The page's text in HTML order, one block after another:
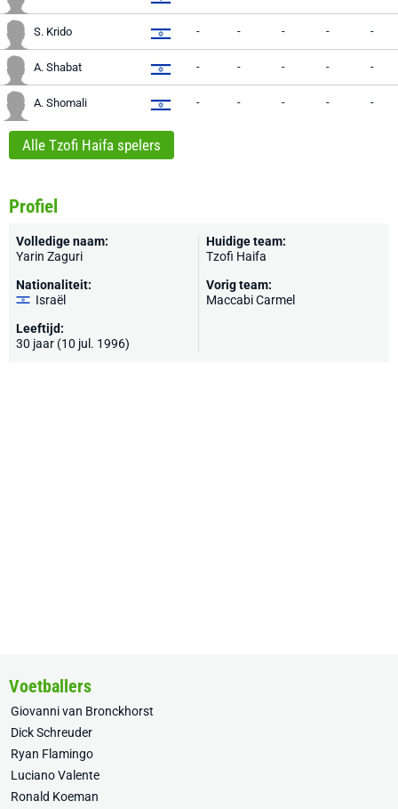
S. Krido - - - - -
A. Shabat - - - - -
A. Shomali - - - - -
Alle Tzofi Haifa spelers
Profiel
Volledige naam:
Yarin Zaguri
Nationaliteit:
Israël
Leeftijd:
30 jaar (10 jul. 1996)
Huidige team:
Tzofi Haifa
Vorig team:
Maccabi Carmel
Voetballers
Giovanni van Bronckhorst
Dick Schreuder
Ryan Flamingo
Luciano Valente
Ronald Koeman